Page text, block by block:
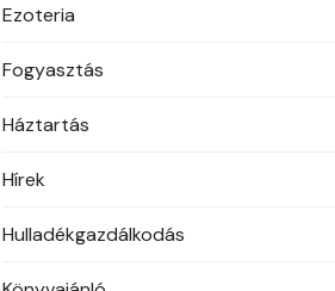
Ezoteria
Fogyasztás
Háztartás
Hírek
Hulladékgazdálkodás